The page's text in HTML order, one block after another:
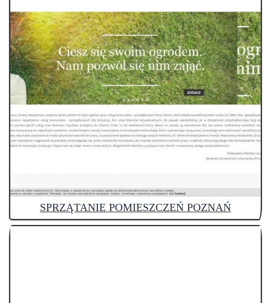
SPRZĄTANIE POMIESZCZEŃ POZNAŃ